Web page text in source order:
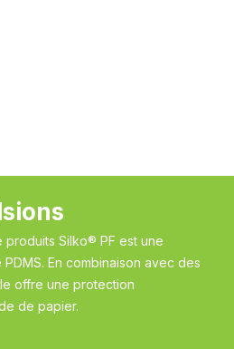
Silko® PF est une
En combinaison avec des
offre une protection
de papier.